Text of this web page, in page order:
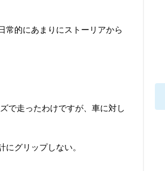
常的にあまりにストーリアから
で走ったわけですが、車に対し
グリップしない。